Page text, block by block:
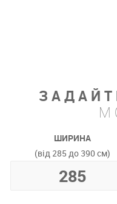
ШИРИНА
(від 285 до 390 см)